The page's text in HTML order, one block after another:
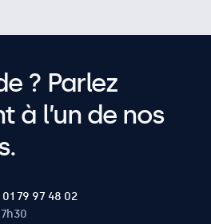
? Parlez
à l’un de nos
79 97 48 02